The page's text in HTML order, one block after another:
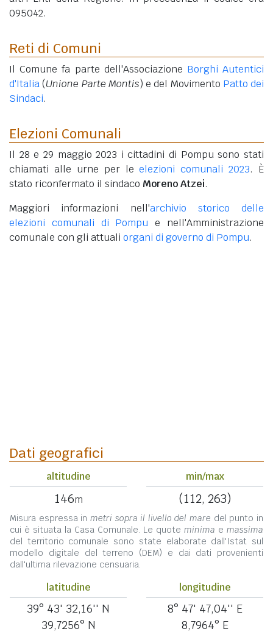
095042.
Reti di Comuni
Il Comune fa parte dell'Associazione Borghi Autentici
d'Italia(Unione Parte Montis) e del Movimento Patto dei
Sindaci.
Elezioni Comunali
Il 28 e 29 maggio 2023 i cittadini di Pompu sono stati
chiamati alle urne per leelezioni comunali 2023. È
stato riconfermato il sindaco Moreno Atzei.
Maggiori informazioni nell'archivio storico delle
elezioni comunali di Pompu e nell'Amministrazione
comunale con gli attuali organi di governo di Pompu.
Dati geografici
altitudine
146m
min/max
(112, 263)
Misura espressa in metri sopra il livello del mare del punto in
cui è situata la Casa Comunale. Le quote minima e massima
del territorio comunale sono state elaborate dall'Istat sul
modello digitale del terreno (DEM) e dai dati provenienti
dall'ultima rilevazione censuaria.
latitudine
39° 43' 32,16'' N
39,7256° N
longitudine
8° 47' 47,04'' E
8,7964° E